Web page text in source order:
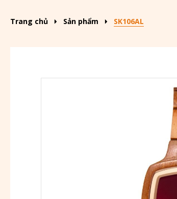
Trang chủ Sản phẩm SK106AL